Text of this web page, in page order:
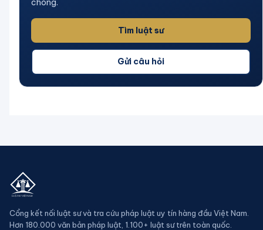
chóng.
Tìm luật sư
Gửi câu hỏi
Cổng kết nối luật sư và tra cứu pháp luật uy tín hàng đầu Việt Nam.
Hơn 180.000 văn bản pháp luật, 1.100+ luật sư trên toàn quốc.